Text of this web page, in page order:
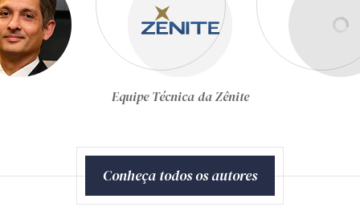
Gustavo Schiefler
Conheça todos os autores